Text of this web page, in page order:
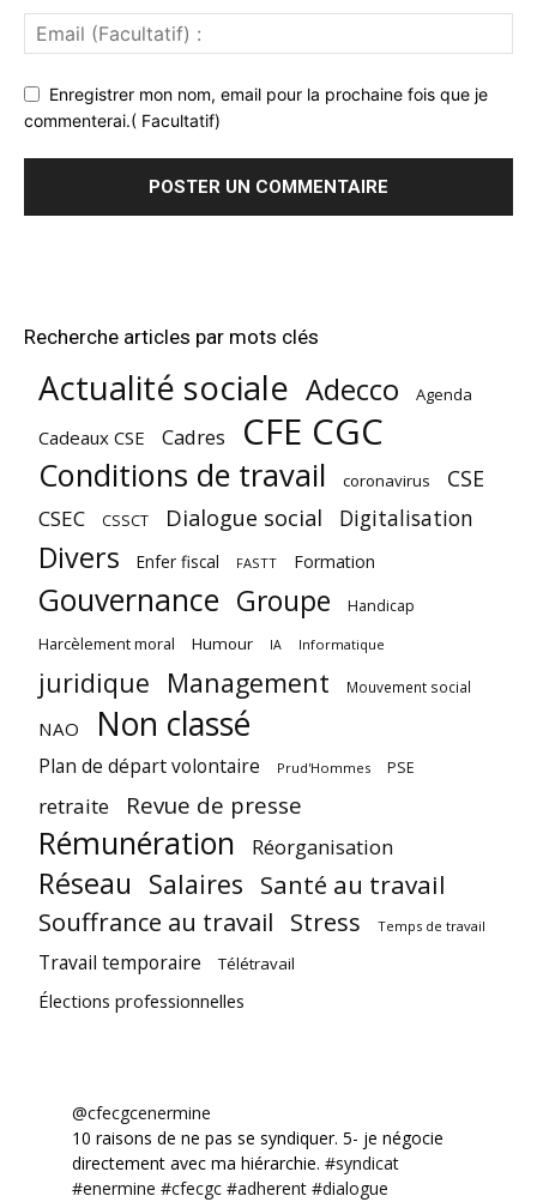
Enregistrer mon nom, email pour la prochaine fois que je
commenterai.( Facultatif)
Recherche articles par mots clés
Actualité sociale Adecco Agenda
Cadeaux CSE Cadres CFE CGC
Conditions de travail coronavirus CSE
CSEC CSSCT Dialogue social Digitalisation
Divers Enfer fiscal FASTT Formation
Gouvernance Groupe Handicap
Harcèlement moral Humour IA Informatique
juridique Management Mouvement social
NAO Non classé
Plan de départ volontaire Prud'Hommes PSE
retraite Revue de presse
Rémunération Réorganisation
Réseau Salaires Santé au travail
Souffrance au travail Stress Temps de travail
Travail temporaire Télétravail
Élections professionnelles
@cfecgcenermine
10 raisons de ne pas se syndiquer. 5- je négocie
directement avec ma hiérarchie. #syndicat
#enermine #cfecgc #adherent #dialogue